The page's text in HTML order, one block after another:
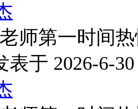
师第一时间
表于 2026-6-